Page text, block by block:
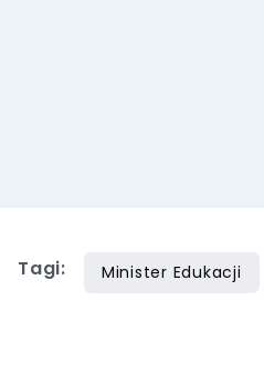
Tagi: Minister Edukacji